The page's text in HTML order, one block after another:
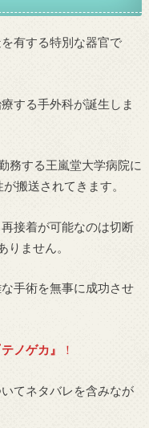
有する特別な器官で
する手外科が誕生しま
務する王嵐堂大学病院に
搬送されてきます。
接着が可能なのは切断
ません。
手術を無事に成功させ
テノゲカ』 ！
てネタバレを含みなが